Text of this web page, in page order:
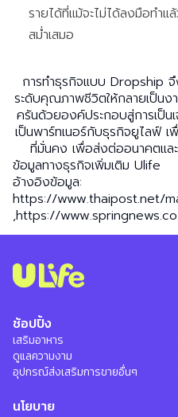
รายได้ที่แม้จะไม่ได้ลงมือทำแ
สม่ำเสมอ
การทำธุรกิจแบบ Dropship
ระดับคุณภาพชีวิตให้กลายเป็นง
ครันด้วยองค์ประกอบสู่การเป็
เป็นพาร์ทเนอร์กับธุรกิจยูไลฟ์ เ
ที่มั่นคง เพื่อส่งต่ออนาคตแล
ข้อมูลทางธุรกิจเพิ่มเติม Ulife
อ้างอิงข้อมูล:
https://www.thaipost.net/
,https://
ช้อปปิ้ง
เสริมอาหาร
ดูแลความงาม
อุปกรณ์ส่งเสริมการขายอื่นๆ
นโยบาย